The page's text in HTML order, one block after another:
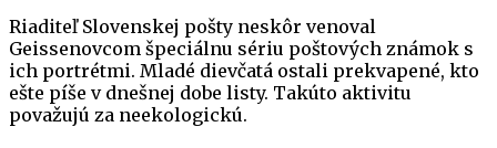
Riaditeľ Slovenskej pošty neskôr venoval
Geissenovcom špeciálnu sériu poštových známok s
ich portrétmi. Mladé dievčatá ostali prekvapené, kto
ešte píše v dnešnej dobe listy. Takúto aktivitu
považujú za neekologickú.